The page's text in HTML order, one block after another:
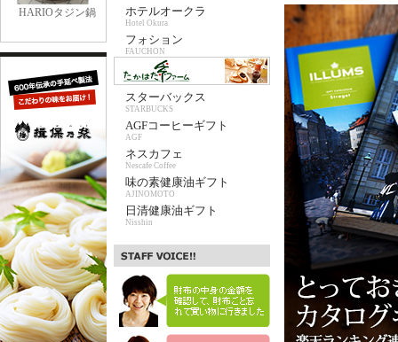
HARIOタジン鍋 ホテルオークラ
Hotel Okura
フォション
FAUCHON
スターバックス
STARBUCKS
AGFコーヒーギフト
AGF
ネスカフェ
Nescafe Coffee
味の素健康油ギフト
AJINOMOTO
日清健康油ギフト
Nisshin